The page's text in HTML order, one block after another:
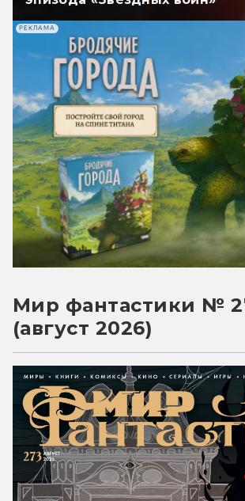
РЕКЛАМА
Мир фантастики №
(август 2026)